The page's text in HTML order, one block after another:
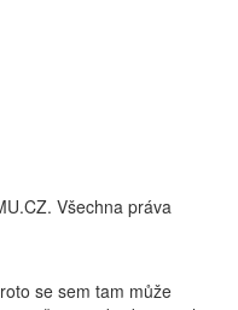
Všechna práva
se sem tam může